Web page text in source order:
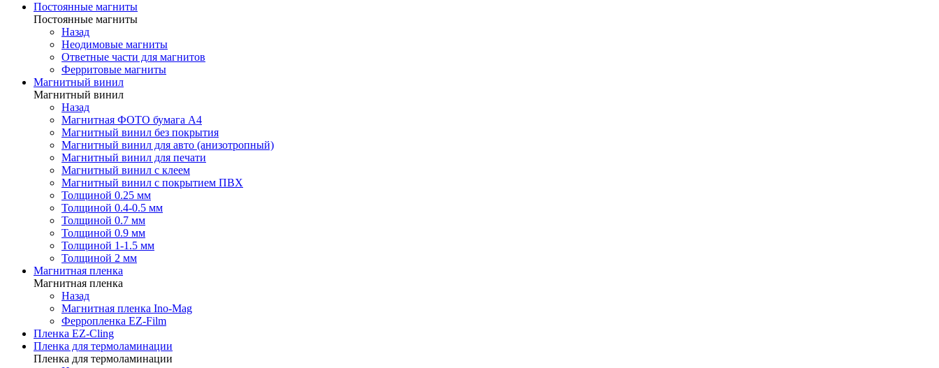
Постоянные магниты
Постоянные магниты
Назад
Неодимовые магниты
Ответные части для магнитов
Ферритовые магниты
Магнитный винил
Магнитный винил
Назад
Магнитная ФОТО бумага А4
Магнитный винил без покрытия
Магнитный винил для авто (анизотропный)
Магнитный винил для печати
Магнитный винил с клеем
Магнитный винил с покрытием ПВХ
Толщиной 0.25 мм
Толщиной 0.4-0.5 мм
Толщиной 0.7 мм
Толщиной 0.9 мм
Толщиной 1-1.5 мм
Толщиной 2 мм
Магнитная пленка
Магнитная пленка
Назад
Магнитная пленка Ino-Mag
Ферропленка EZ-Film
Пленка EZ-Cling
Пленка для термоламинации
Пленка для термоламинации